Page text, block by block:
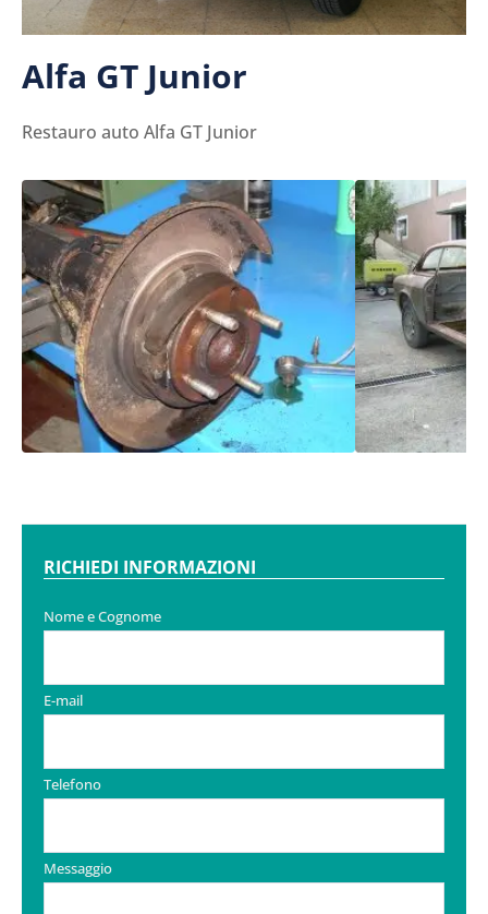
Alfa GT Junior
Restauro auto Alfa GT Junior
RICHIEDI INFORMAZIONI
Nome e Cognome
E-mail
Telefono
Messaggio